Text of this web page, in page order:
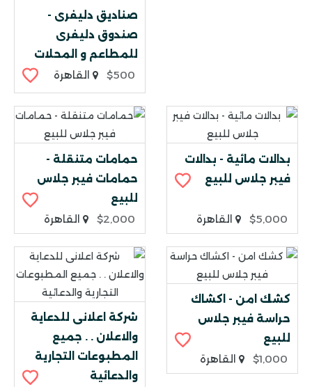
صناديق دليفرى -
صندوق دليفرى
للمطاعم و المحلات
$500
القاهرة
بدالات مائية - بدالات
فيبر جلاس للبيع
$5,000 القاهرة
حمامات متنقلة -
حمامات فيبر جلاس
للبيع
$2,000
القاهرة
كشك امن - اكشاك
حراسة فيبر جلاس
للبيع
$1,000
القاهرة
شركة اعلانى للدعاية
والاعلان . . جميع
المطبوعات التجارية
والدعائية